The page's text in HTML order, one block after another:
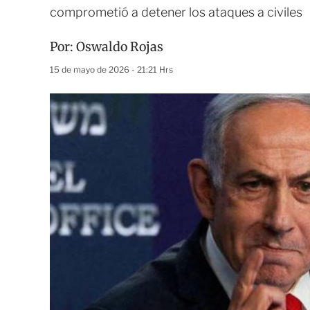
comprometió a detener los ataques a civiles
Por: Oswaldo Rojas
15 de mayo de 2026 - 21:21 Hrs